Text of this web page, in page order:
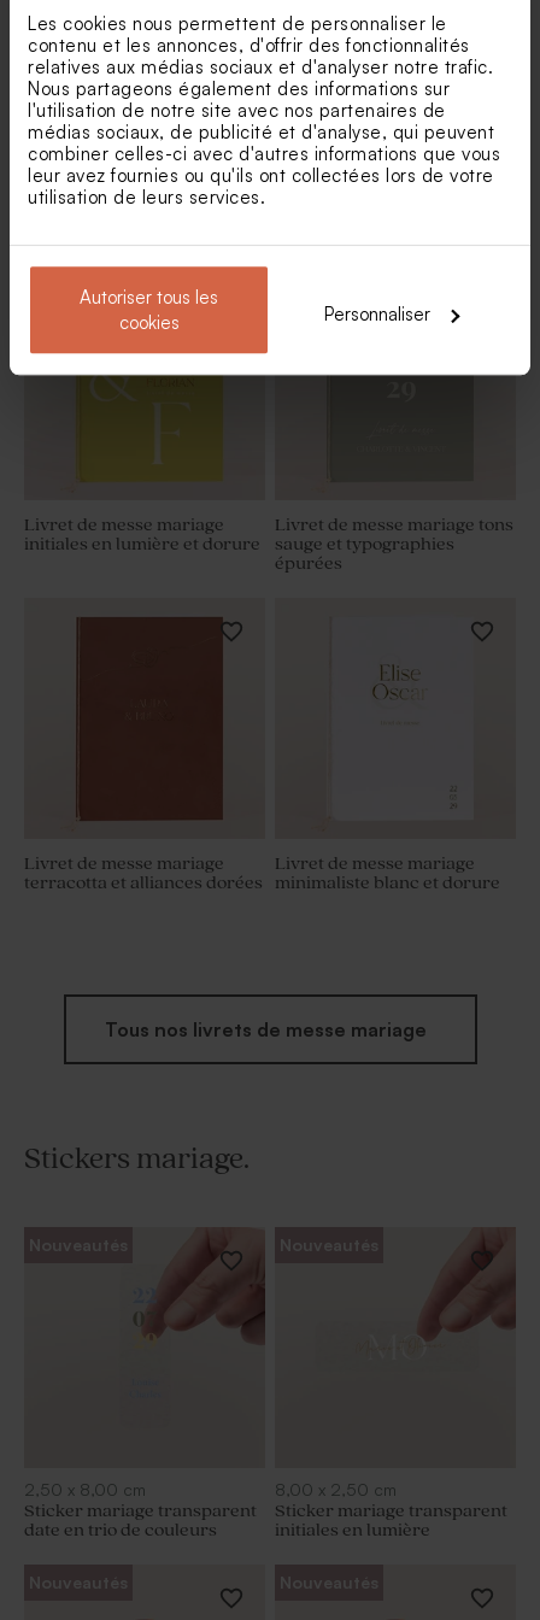
Les cookies nous permettent de personnaliser le
contenu et les annonces, d'offrir des fonctionnalités
relatives aux médias sociaux et d'analyser notre trafic.
Nous partageons également des informations sur
l'utilisation de notre site avec nos partenaires de
médias sociaux, de publicité et d'analyse, qui peuvent
combiner celles-ci avec d'autres informations que vous
leur avez fournies ou qu'ils ont collectées lors de votre
utilisation de leurs services.
Autoriser tous les
cookies
Personnaliser
Toute notre décoration mariage
Livret de messe mariage.
Livret de messe mariage
initiales en lumière et dorure
Livret de messe mariage tons
sauge et typographies
épurées
Livret de messe mariage
terracotta et alliances dorées
Livret de messe mariage
minimaliste blanc et dorure
Tous nos livrets de messe mariage
Stickers mariage.
Nouveautés
2,50 x 8,00 cm
Sticker mariage transparent
date en trio de couleurs
Nouveautés
8,00 x 2,50 cm
Sticker mariage transparent
initiales en lumière
Nouveautés Nouveautés